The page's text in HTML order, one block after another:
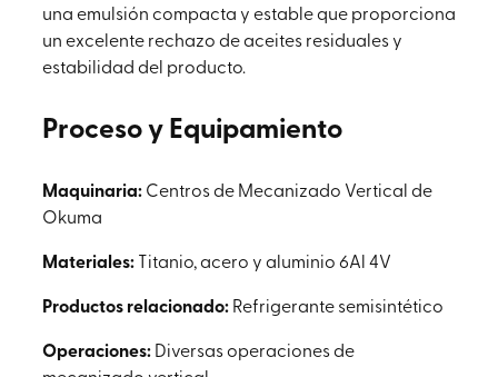
una emulsión compacta y estable que proporciona
un excelente rechazo de aceites residuales y
estabilidad del producto.
Proceso y Equipamiento
Maquinaria: Centros de Mecanizado Vertical de
Okuma
Materiales: Titanio, acero y aluminio 6Al 4V
Productos relacionado: Refrigerante semisintético
Operaciones: Diversas operaciones de